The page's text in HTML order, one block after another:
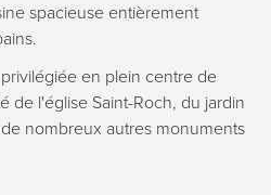
spacieuse entièrement
en plein centre de
de l'église Saint-Roch, du jardin
nombreux autres monuments